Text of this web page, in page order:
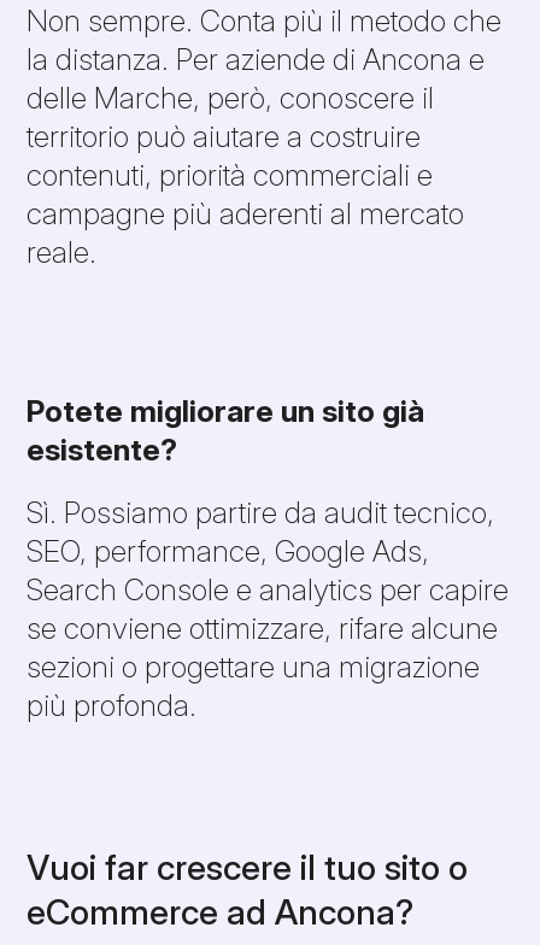
Non sempre. Conta più il metodo che
la distanza. Per aziende di Ancona e
delle Marche, però, conoscere il
territorio può aiutare a costruire
contenuti, priorità commerciali e
campagne più aderenti al mercato
reale.
Potete migliorare un sito già
esistente?
Sì. Possiamo partire da audit tecnico,
SEO, performance, Google Ads,
Search Console e analytics per capire
se conviene ottimizzare, rifare alcune
sezioni o progettare una migrazione
più profonda.
Vuoi far crescere il tuo sito o
eCommerce ad Ancona?